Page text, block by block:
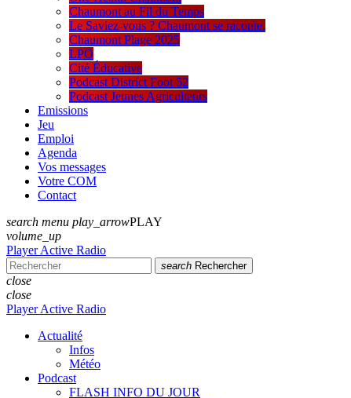
Chaumont au Fil du Temps
Le Saviez-vous ? Chaumont se raconte.
Chaumont Plage 2025
LPO
Cité Éducative
Podcast District Foot 52
Podcast Jeunes Agriculteurs
Emissions
Jeu
Emploi
Agenda
Vos messages
Votre COM
Contact
search menu play_arrowPLAY
volume_up
Player Active Radio
search Rechercher
close
close
Player Active Radio
Actualité
Infos
Météo
Podcast
FLASH INFO DU JOUR